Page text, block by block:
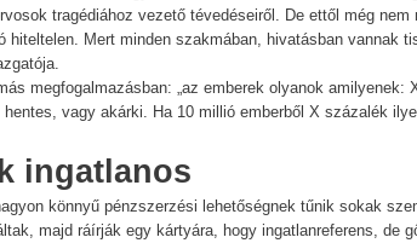
tragédiához vezető tévedéseiről. De ettől még nem
Mert minden szakmában, hivatásban vannak
megfogalmazásban: „az emberek olyanok amilyenek:
vagy akárki. Ha 10 millió emberből X százalék
ingatlanos
könnyű pénzszerzési lehetőségnek tűnik sokak
majd ráírják egy kártyára, hogy ingatlanreferens, de